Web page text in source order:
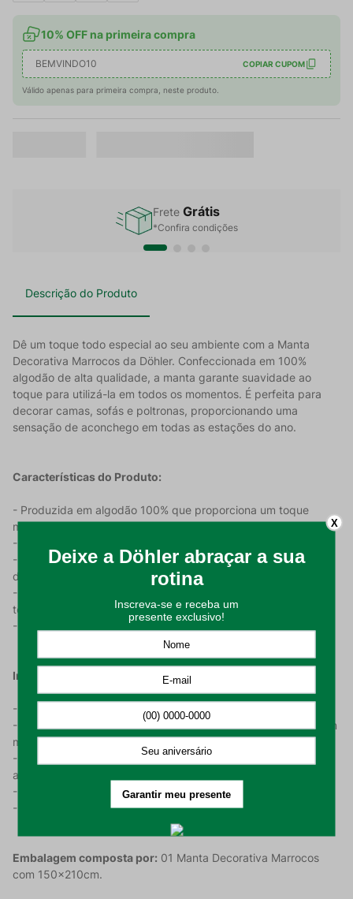
10% OFF na primeira compra
BEMVINDO10 COPIAR CUPOM
Válido apenas para primeira compra, neste produto.
Frete Grátis
*Confira condições
Descrição do Produto
Dê um toque todo especial ao seu ambiente com a Manta
Decorativa Marrocos da Döhler. Confeccionada em 100%
algodão de alta qualidade, a manta garante suavidade ao
toque para utilizá-la em todos os momentos. É perfeita para
decorar camas, sofás e poltronas, proporcionando uma
sensação de aconchego em todas as estações do ano.
Características do Produto:
- Produzida em algodão 100% que proporciona um toque
macio e confortável;
- Com uma gramatura de 282 g/m²;
- A linda textura trabalhada na cor Castanho traz um toque de
delicadeza e estilo à sua decoração;
- Seu acabamento em franjas confere um charme especial,
tornando-a ainda mais única e encantadora;
- Nas dimensões de 150cm por 210cm.
Instruções de Uso:
- Higienizar antes de utilizar;
- Recomendado lavagem em temperatura máxima de 60°C em
modo suave;
- Permitido secagem em máquinas desde que seja respeitado
a temperatura máxima de 60°C;
- Cuidado para não alvejar e não limpar o produto a seco;
- Utilizar ferro de passar em temperatura máxima de 150ºC.
Embalagem composta por: 01 Manta Decorativa Marrocos
com 150x210cm.
X